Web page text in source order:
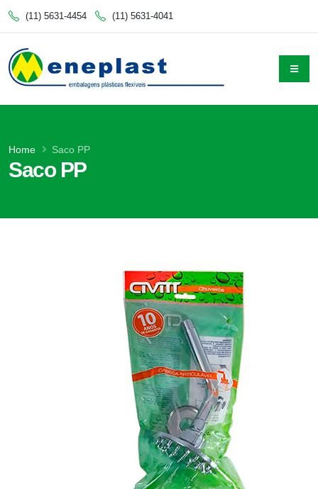
(11) 5631-4454 (11) 5631-4041
Saco PP
Home Saco PP